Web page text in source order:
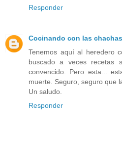
Responder
Cocinando con las chachas
Tenemos aquí al heredero
buscado a veces recetas
convencido. Pero esta...
muerte. Seguro, seguro que
Un saludo.
Responder